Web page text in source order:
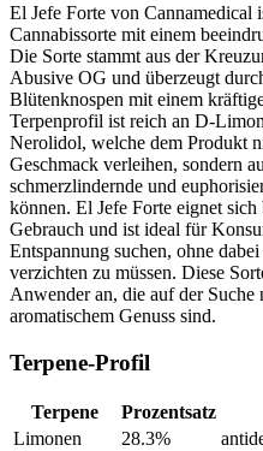
El Jefe Forte von Cannamedical
Cannabissorte mit einem
Die Sorte stammt aus der
Abusive OG und überzeugt
Blütenknospen mit einem
Terpenprofil ist reich an D-
Nerolidol, welche dem Produkt
Geschmack verleihen, sondern
schmerzlindernde und
können. El Jefe Forte eignet
Gebrauch und ist ideal für
Entspannung suchen, ohne
verzichten zu müssen. Diese
Anwender an, die auf der Suche
aromatischem Genuss sind.
Terpene-Profil
Terpene
Prozentsatz
Limonen
28.3%